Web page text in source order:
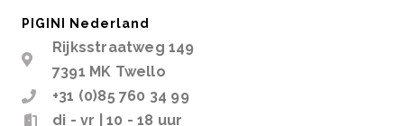
PIGINI Nederland
Rijksstraatweg 149
7391 MK Twello
+31 (0)85 760 34 99
di - vr | 10 - 18 uur